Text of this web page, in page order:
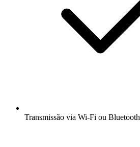
Transmissão via Wi-Fi ou Bluetooth